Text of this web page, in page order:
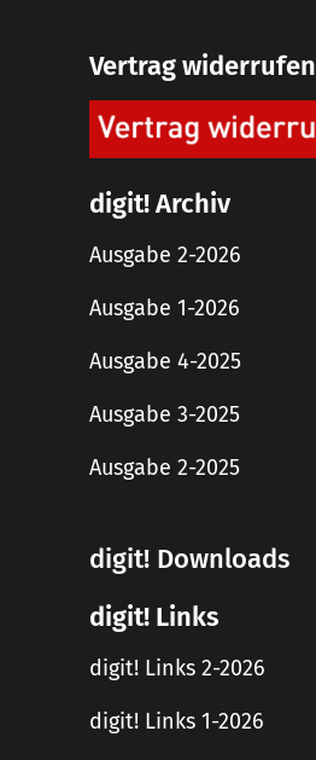
Vertrag widerrufen
digit! Archiv
Ausgabe 2-2026
Ausgabe 1-2026
Ausgabe 4-2025
Ausgabe 3-2025
Ausgabe 2-2025
digit! Downloads
digit! Links
digit! Links 2-2026
digit! Links 1-2026